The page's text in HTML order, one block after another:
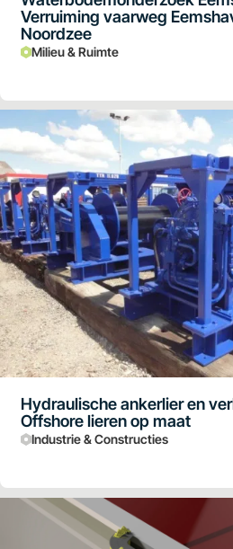
Verruiming vaarweg
Noordzee
Milieu & Ruimte
Hydraulische ankerlier en
Offshore lieren op maat
Industrie & Constructies